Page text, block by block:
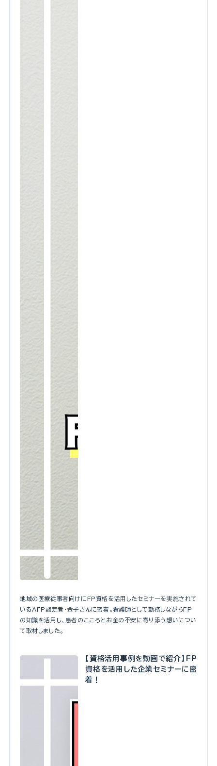
地域の医療従事者向けにFP資格を活用したセミナーを実施されて
いるAFP認定者・金子さんに密着。看護師として勤務しながらFP
の知識を活用し、患者のこころとお金の不安に寄り添う想いについ
て取材しました。
【資格活用事例を動画で紹介】FP
資格を活用した企業セミナーに密
着！